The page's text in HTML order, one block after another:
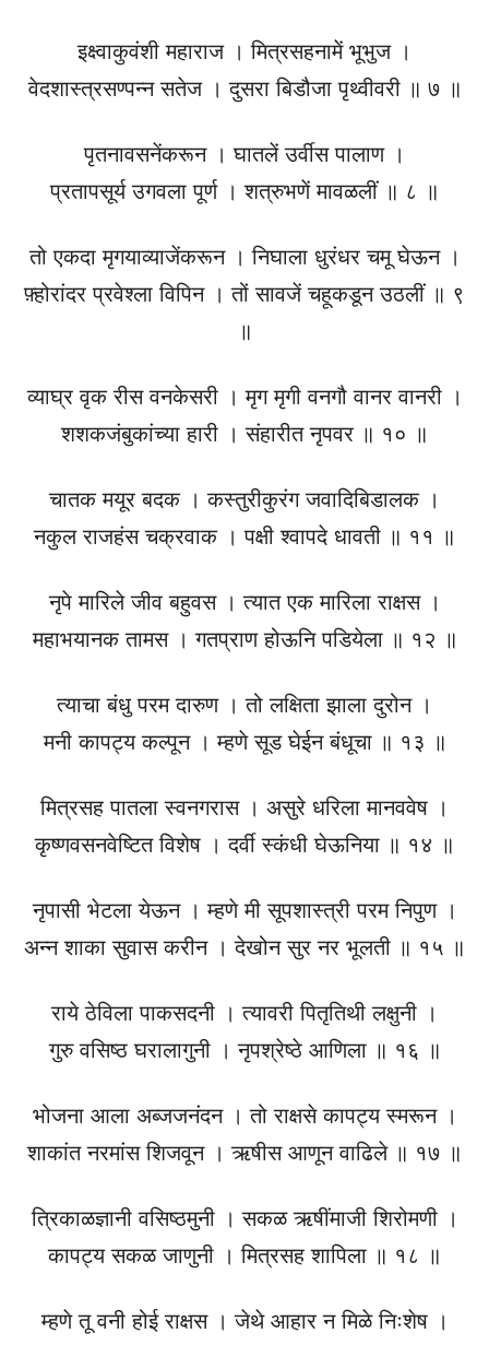
इक्ष्वाकुवंशी महाराज । मित्रसहनामें भूभुज ।
वेदशास्त्रसण्पन्न सतेज । दुसरा बिडौजा पृथ्वीवरी ॥ ७ ॥
पृतनावसनेंकरून । घातलें उर्वीस पालाण ।
प्रतापसूर्य उगवला पूर्ण । शत्रुभणें मावळलीं ॥ ८ ॥
तो एकदा मृगयाव्याजेंकरून । निघाला धुरंधर चमू घेऊन ।
फ़्होरांदर प्रवेश्ला विपिन । तों सावजें चहूकडून उठलीं ॥ ९
॥
व्याघ्र वृक रीस वनकेसरी । मृग मृगी वनगौ वानर वानरी ।
शशकजंबुकांच्या हारी । संहारीत नृपवर ॥ १० ॥
चातक मयूर बदक । कस्तुरीकुरंग जवादिबिडालक ।
नकुल राजहंस चक्रवाक । पक्षी श्वापदे धावती ॥ ११ ॥
नृपे मारिले जीव बहुवस । त्यात एक मारिला राक्षस ।
महाभयानक तामस । गतप्राण होऊनि पडियेला ॥ १२ ॥
त्याचा बंधु परम दारुण । तो लक्षिता झाला दुरोन ।
मनी कापट्य कल्पून । म्हणे सूड घेईन बंधूचा ॥ १३ ॥
मित्रसह पातला स्वनगरास । असुरे धरिला मानववेष ।
कृष्णवसनवेष्टित विशेष । दर्वी स्कंधी घेऊनिया ॥ १४ ॥
नृपासी भेटला येऊन । म्हणे मी सूपशास्त्री परम निपुण ।
अन्न शाका सुवास करीन । देखोन सुर नर भूलती ॥ १५ ॥
राये ठेविला पाकसदनी । त्यावरी पितृतिथी लक्षुनी ।
गुरु वसिष्ठ घरालागुनी । नृपश्रेष्ठे आणिला ॥ १६ ॥
भोजना आला अब्जजनंदन । तो राक्षसे कापट्य स्मरून ।
शाकांत नरमांस शिजवून । ऋषीस आणून वाढिले ॥ १७ ॥
त्रिकाळज्ञानी वसिष्ठमुनी । सकळ ऋषींमाजी शिरोमणी ।
कापट्य सकळ जाणुनी । मित्रसह शापिला ॥ १८ ॥
म्हणे तू वनी होई राक्षस । जेथे आहार न मिळे निःशेष ।